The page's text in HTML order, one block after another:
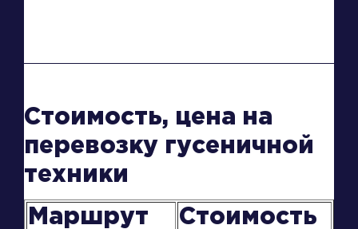
Стоимость, цена на
перевозку гусеничной
техники
Маршрут
Стоимость